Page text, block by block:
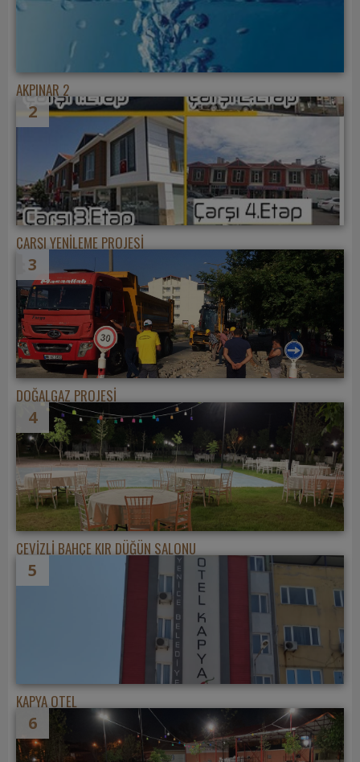
AKPINAR 2
2
ÇARŞI YENİLEME PROJESİ
3
DOĞALGAZ PROJESİ
4
CEVİZLİ BAHÇE KIR DÜĞÜN SALONU
5
KAPYA OTEL
6